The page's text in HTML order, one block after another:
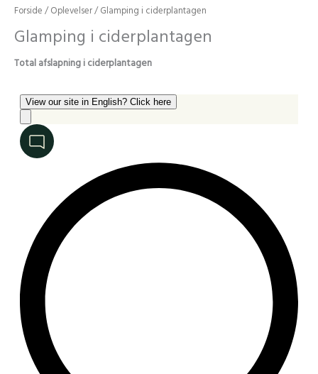
Forside /Oplevelser/ Glamping i ciderplantagen
Glamping i ciderplantagen
Total afslapning i ciderplantagen